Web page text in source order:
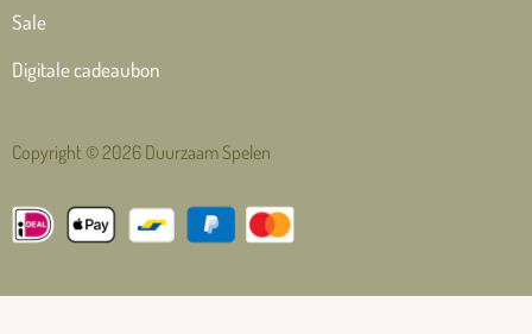
Sale
Digitale cadeaubon
Copyright © 2026 Duurzaam Spelen